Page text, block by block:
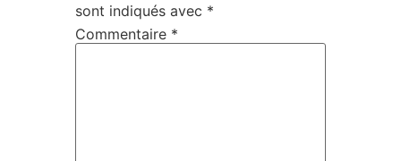
sont indiqués avec *
Commentaire *